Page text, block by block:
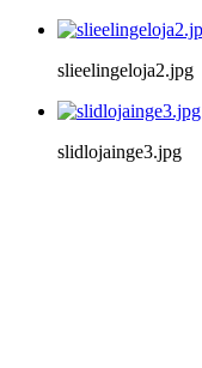
slieelingeloja2.jpg
slidlojainge3.jpg